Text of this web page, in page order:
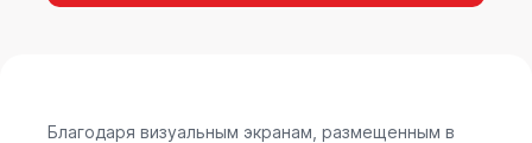
Indoor рекламы.
Благодаря визуальным экранам, размещенным в